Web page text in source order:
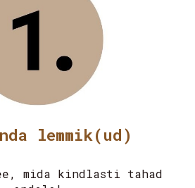
lemmik(ud)
mida kindlasti tahad